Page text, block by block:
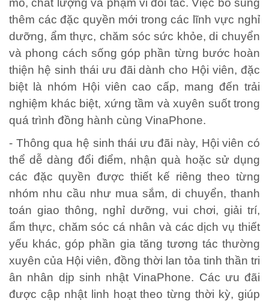
mô, chất lượng và phạm vi đối tác. Việc bổ sung
thêm các đặc quyền mới trong các lĩnh vực nghỉ
dưỡng, ẩm thực, chăm sóc sức khỏe, di chuyển
và phong cách sống góp phần từng bước hoàn
thiện hệ sinh thái ưu đãi dành cho Hội viên, đặc
biệt là nhóm Hội viên cao cấp, mang đến trải
nghiệm khác biệt, xứng tầm và xuyên suốt trong
quá trình đồng hành cùng VinaPhone.
- Thông qua hệ sinh thái ưu đãi này, Hội viên có
thể dễ dàng đổi điểm, nhận quà hoặc sử dụng
các đặc quyền được thiết kế riêng theo từng
nhóm nhu cầu như mua sắm, di chuyển, thanh
toán giao thông, nghỉ dưỡng, vui chơi, giải trí,
ẩm thực, chăm sóc cá nhân và các dịch vụ thiết
yếu khác, góp phần gia tăng tương tác thường
xuyên của Hội viên, đồng thời lan tỏa tinh thần tri
ân nhân dịp sinh nhật VinaPhone. Các ưu đãi
được cập nhật linh hoạt theo từng thời kỳ, giúp